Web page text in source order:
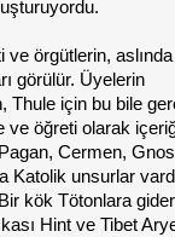
ve örgütlerin,
görülür. Üyelerin
Thule için bu bile
ve öğreti olarak
Cermen,
Katolik unsurlar
kök Tötonlara
Hint ve Tibet